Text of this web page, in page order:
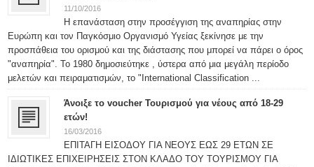
11/10/2016
Η επανάσταση στην προσέγγιση της αναπηρίας στην
Ευρώπη και τον Παγκόσμιο Οργανισμό Υγείας ξεκίνησε με την
προσπάθεια του ορισμού και της διάστασης που μπορεί να πάρει ο όρος
"αναπηρία". Το 1980 δημοσιεύτηκε , ύστερα από μια μεγάλη περίοδο
μελετών και πειραματισμών, το "International Classification ...
Άνοιξε το voucher Τουρισμού για νέους από 18-29
ετών!
16/03/2016
ΕΠΙΤΑΓΗ ΕΙΣΟΔΟΥ ΓΙΑ ΝΕΟΥΣ ΕΩΣ 29 ΕΤΩΝ ΣΕ
ΙΔΙΩΤΙΚΕΣ ΕΠΙΧΕΙΡΗΣΕΙΣ ΣΤΟΝ ΚΛΑΔΟ ΤΟΥ ΤΟΥΡΙΣΜΟΥ ΓΙΑ